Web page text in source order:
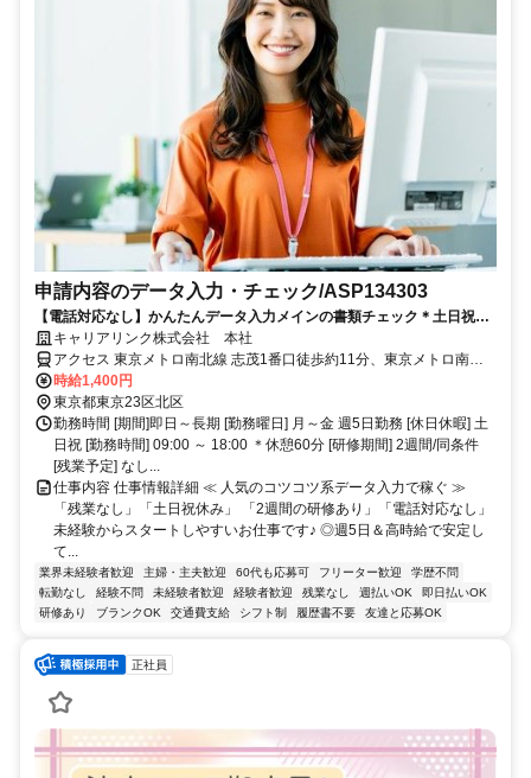
申請内容のデータ入力・チェック/ASP134303
【電話対応なし】かんたんデータ入力メインの書類チェック＊土日祝休
み<月収22.4万円>
キャリアリンク株式会社 本社
アクセス 東京メトロ南北線 志茂1番口徒歩約11分、東京メトロ南北
線 王子神谷エレベータ出入口徒歩約12分、ＪＲ京浜東北線 東十条北
口徒歩約13分 南北線 志茂駅 徒歩7分 南北線 王子神谷駅 徒歩11分 JR
線 東十条駅 徒歩18分 JR線 赤羽駅 バス10分 都営バス赤羽駅東口「豊
島5丁目団地行き」約10分。「北車庫」下車。
時給1,400円
東京都東京23区北区
勤務時間 [期間]即日～長期 [勤務曜日] 月～金 週5日勤務 [休日休暇] 土
日祝 [勤務時間] 09:00 ～ 18:00 ＊休憩60分 [研修期間] 2週間/同条件
[残業予定] なし...
仕事内容 仕事情報詳細 ≪ 人気のコツコツ系データ入力で稼ぐ ≫
「残業なし」「土日祝休み」 「2週間の研修あり」「電話対応なし」
未経験からスタートしやすいお仕事です♪ ◎週5日＆高時給で安定し
て...
業界未経験者歓迎 主婦・主夫歓迎 60代も応募可 フリーター歓迎
学歴不問
転勤なし
経験不問 未経験者歓迎 経験者歓迎 残業なし 週払いOK
即日払いOK
研修あり
ブランクOK 交通費支給 シフト制 履歴書不要 友達と応募OK
正社員